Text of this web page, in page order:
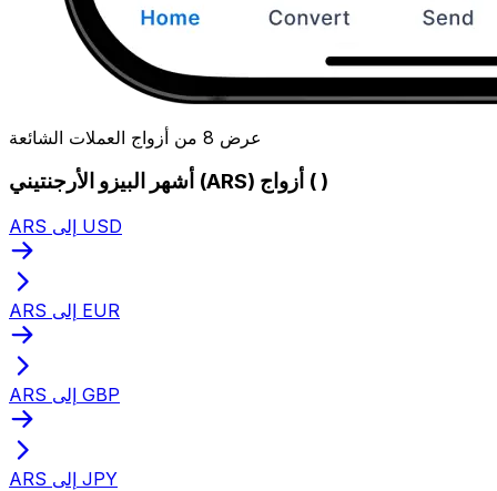
عرض 8 من أزواج العملات الشائعة
أشهر البيزو الأرجنتيني (ARS) أزواج ( )
ARS إلى USD
ARS إلى EUR
ARS إلى GBP
ARS إلى JPY